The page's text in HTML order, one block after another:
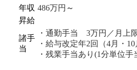
年収 486万円 ～
昇給
諸手
当
・通勤手当 3万円／月上
・給与改定年2回（4月・10
・残業手当あり(1分単位手